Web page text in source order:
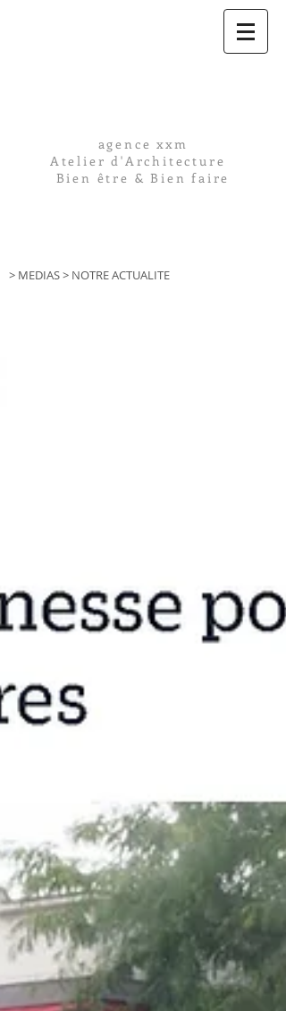
agence xxm
Atelier d'Architecture
Bien être & Bien faire
> MEDIAS > NOTRE ACTUALITE